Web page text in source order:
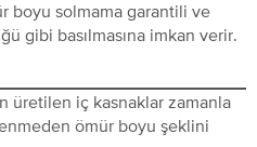
boyu solmama garantili ve
gibi basılmasına imkan verir.
üretilen iç kasnaklar zamanla
ömür boyu şeklini